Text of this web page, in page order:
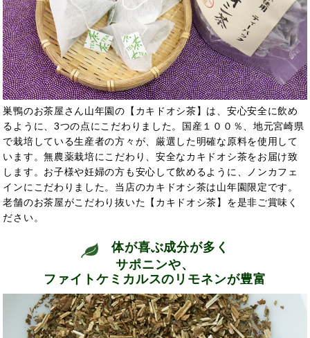
巣鴨のお茶屋さん山年園の【カキドオシ茶】は、安心安全に飲め
るように、3つの点にこだわりました。国産１００％、地元宮崎県
で栽培している生産者の方々が、厳選した明確な原料を使用して
います。無農薬栽培にこだわり、安全なカキドオシ茶をお届け致
します。お子様や妊婦の方も安心して飲めるように、ノンカフェ
インにこだわりました。当店のカキドオシ茶は山年園限定です。
老舗のお茶屋がこだわり抜いた【カキドオシ茶】を是非ご賞味く
ださい。
体が喜ぶ成分が多く
サポニンや、
ファイトケミカルスのリモネンが豊富